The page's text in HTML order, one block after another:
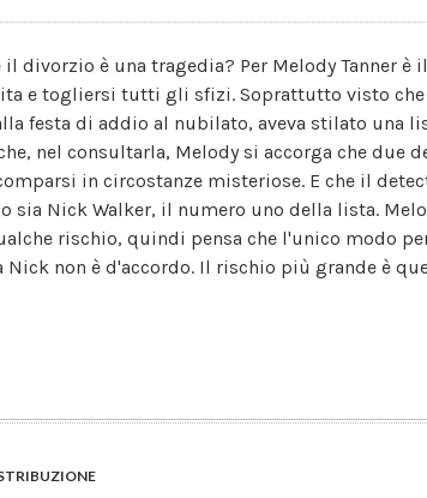
il divorzio è una tragedia? Per Melody Tanner è
e togliersi tutti gli sfizi. Soprattutto visto
festa di addio al nubilato, aveva stilato una
nel consultarla, Melody si accorga che due
in circostanze misteriose. E che il
sia Nick Walker, il numero uno della lista.
rischio, quindi pensa che l'unico modo
Nick non è d'accordo. Il rischio più grande è